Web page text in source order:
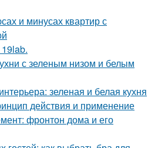
и минусах квартир с
с зеленым низом и белым
зеленая и белая кухня
действия и применение
фронтон дома и его